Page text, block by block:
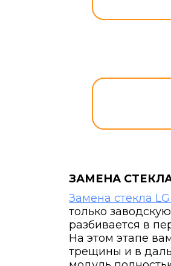
ЗАМЕНА
Замена стекла
только
разбивается в
На этом этапе
трещины и в